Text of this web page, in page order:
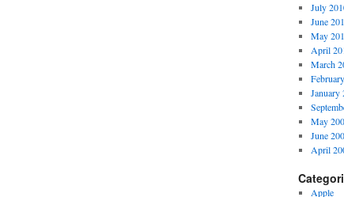
July
June
May
April
March
January
May
June
April
Apple